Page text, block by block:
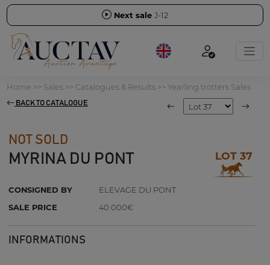
Next sale J-12
Home >> Sales>> Catalogues & Results>> Yearling trotters Sales
BACK TO CATALOGUE
NOT SOLD
MYRINA DU PONT LOT 37
CONSIGNED BY
ELEVAGE DU PONT
SALE PRICE
40 000€
INFORMATIONS